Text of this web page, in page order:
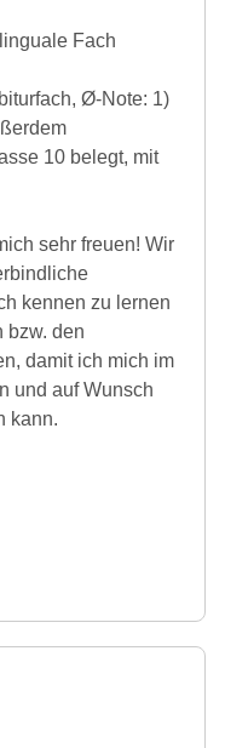
Fach
Ø-Note: 1)
10 belegt, mit
sehr freuen! Wir
kennen zu lernen
bzw. den
damit ich mich im
und auf Wunsch
kann.